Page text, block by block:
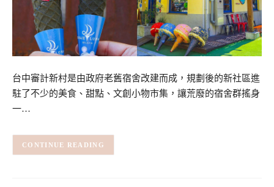
台中審計新村是由政府老舊宿舍改建而成，規劃後的新社區進
駐了不少的美食、甜點、文創小物市集，讓荒廢的宿舍群搖身
一…
CONTINUE READING